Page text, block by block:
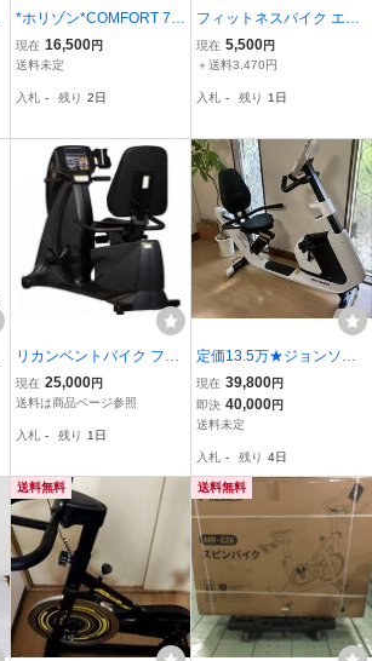
*ホリゾン*COMFORT 7
ジョンソンヘルステッ
ク
現在 16,500円
送料未定
入札 - 残り 2日
フィットネスバイク エア
ロバイク 家庭用 ダイエッ
ト
現在 5,500円
＋送料3,470円
入札 - 残り 1日
リカンベントバイク フィ
ットネスバイク トレーニ
ングマシン エアロバイ
2100R 定価53万円
現在 25,000円
送料は商品ページ参照
入札 - 残り 1日
定価13.5万★ジョンソン
ヘルステック製★体の大
きな方のリハビリや高齢
者に★安心の背もたれ付
RIZON★エアロバイク
現在 39,800円
即決 40,000円
送料未定
入札 - 残り 4日
送料無料 送料無料